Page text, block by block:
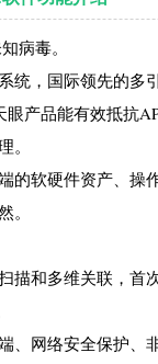
病毒。
统，国际领先的多
产品能有效抵抗
。
的软硬件资产、操
。
描和多维关联，首
、网络安全保护、